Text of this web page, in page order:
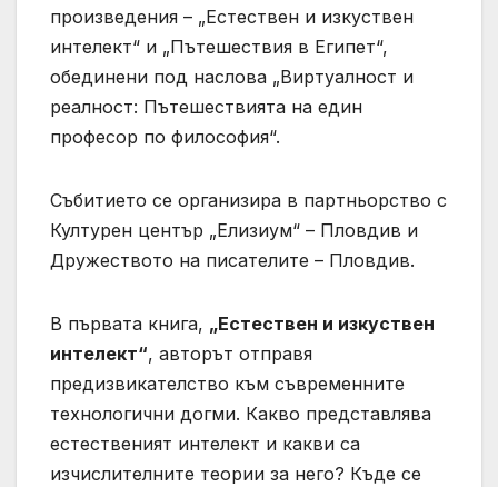
произведения – „Естествен и изкуствен
интелект“ и „Пътешествия в Египет“,
обединени под наслова „Виртуалност и
реалност: Пътешествията на един
професор по философия“.
Събитието се организира в партньорство с
Културен център „Елизиум“ – Пловдив и
Дружеството на писателите – Пловдив.
В първата книга, „Естествен и изкуствен
интелект“, авторът отправя
предизвикателство към съвременните
технологични догми. Какво представлява
естественият интелект и какви са
изчислителните теории за него? Къде се